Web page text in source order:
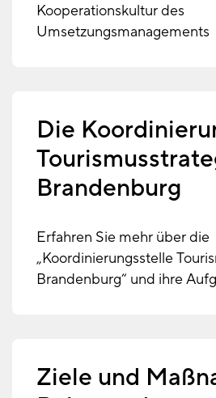
Kooperationskultur des
Umsetzungsmanagements
Die
Brandenburg
Erfahren Sie mehr über die
„Koordinierungsstelle
Brandenburg“ und ihre
Ziele und